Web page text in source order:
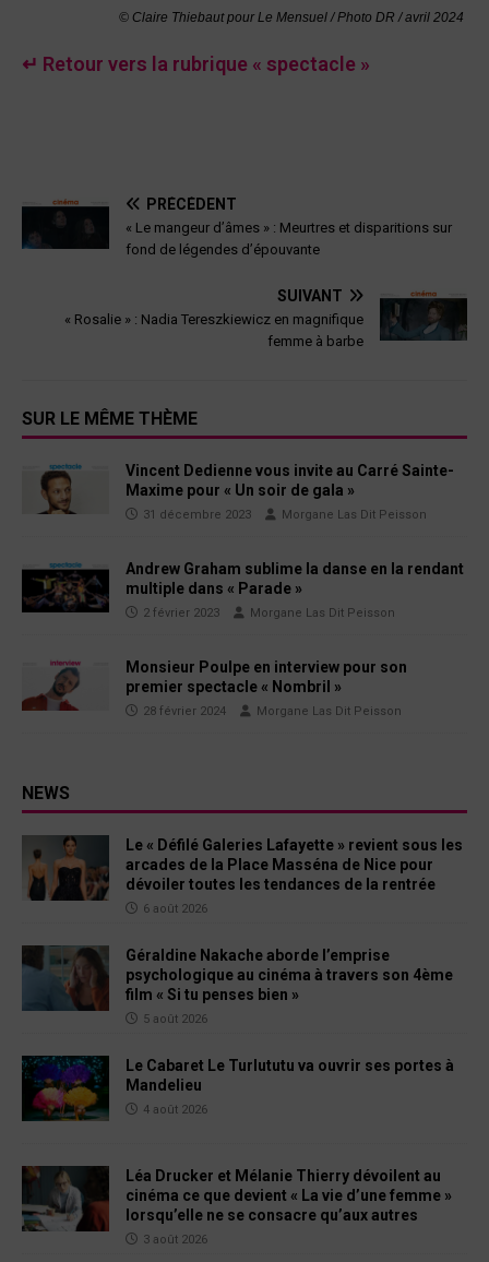
© Claire Thiebaut pour Le Mensuel / Photo DR / avril 2024
↵ Retour vers la rubrique « spectacle »
PRÉCÉDENT
« Le mangeur d’âmes » : Meurtres et disparitions sur
fond de légendes d’épouvante
SUIVANT
« Rosalie » : Nadia Tereszkiewicz en magnifique
femme à barbe
SUR LE MÊME THÈME
Vincent Dedienne vous invite au Carré Sainte-
Maxime pour « Un soir de gala »
31 décembre 2023 Morgane Las Dit Peisson
Andrew Graham sublime la danse en la rendant
multiple dans « Parade »
2 février 2023 Morgane Las Dit Peisson
Monsieur Poulpe en interview pour son
premier spectacle « Nombril »
28 février 2024 Morgane Las Dit Peisson
NEWS
Le « Défilé Galeries Lafayette » revient sous les
arcades de la Place Masséna de Nice pour
dévoiler toutes les tendances de la rentrée
6 août 2026
Géraldine Nakache aborde l’emprise
psychologique au cinéma à travers son 4ème
film « Si tu penses bien »
5 août 2026
Le Cabaret Le Turlututu va ouvrir ses portes à
Mandelieu
4 août 2026
Léa Drucker et Mélanie Thierry dévoilent au
cinéma ce que devient « La vie d’une femme »
lorsqu’elle ne se consacre qu’aux autres
3 août 2026